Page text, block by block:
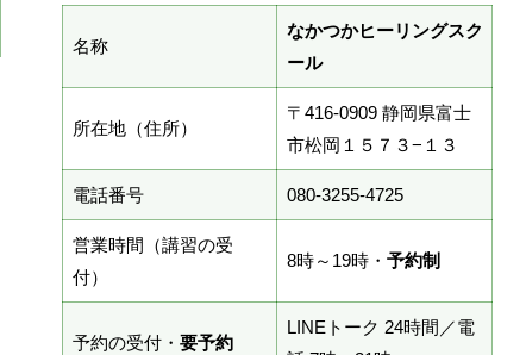
名称
なかつかヒーリングスク
ール
所在地（住所）
〒416-0909 静岡県富士
市松岡１５７３−１３
電話番号 080-3255-4725
営業時間（講習の受
付）
8時～19時・ 予約制
予約の受付・ 要予約
LINEトーク 24時間／電